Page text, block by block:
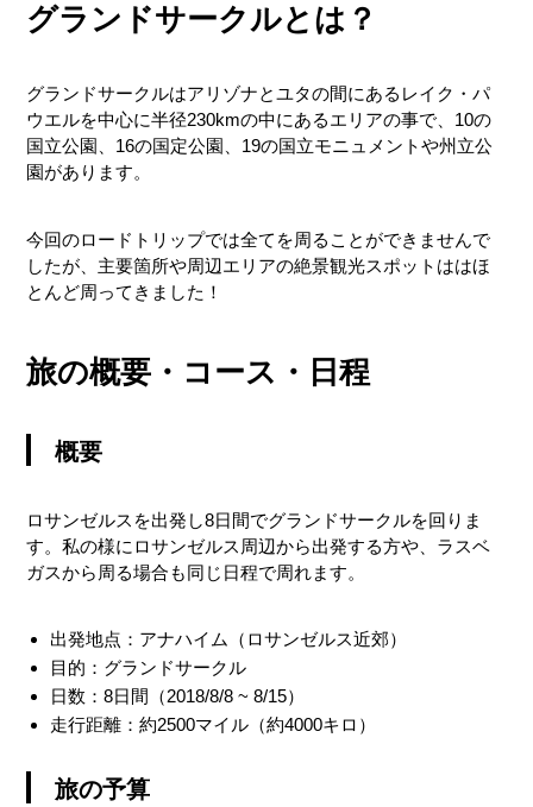
概要
観光経路
日にち別の予定
長距離ドライブ
標高
途中で買うともの
車種クラス
グランドサークルとは？
グランドサークルはアリゾナとユタの間にあるレイク・パ
ウエルを中心に半径230kmの中にあるエリアの事で、10の
国立公園、16の国定公園、19の国立モニュメントや州立公
園があります。
今回のロードトリップでは全てを周ることができませんで
したが、主要箇所や周辺エリアの絶景観光スポットははほ
とんど周ってきました！
旅の概要・コース・日程
概要
ロサンゼルスを出発し8日間でグランドサークルを回りま
す。私の様にロサンゼルス周辺から出発する方や、ラスベ
ガスから周る場合も同じ日程で周れます。
出発地点：アナハイム（ロサンゼルス近郊）
目的：グランドサークル
日数：8日間（2018/8/8 ~ 8/15）
走行距離：約2500マイル（約4000キロ）
旅の予算